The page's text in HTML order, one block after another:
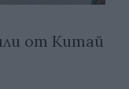
от Китай